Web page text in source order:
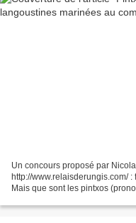
Un concours proposé par
http://www.relaisderungis.com/
Mais que sont les pintxos